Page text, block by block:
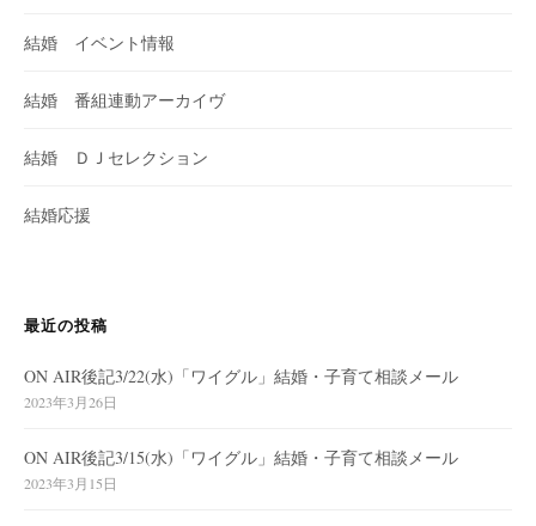
結婚 イベント情報
結婚 番組連動アーカイヴ
結婚 ＤＪセレクション
結婚応援
最近の投稿
ON AIR後記3/22(水)「ワイグル」結婚・子育て相談メール
2023年3月26日
ON AIR後記3/15(水)「ワイグル」結婚・子育て相談メール
2023年3月15日